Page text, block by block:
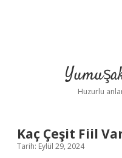
Huzurlu
Kaç Çeşit Fiil
Tarih: Eylül 29, 2024